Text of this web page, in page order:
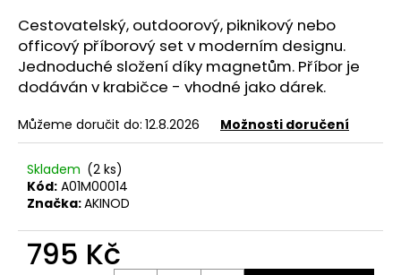
Cestovatelský, outdoorový, piknikový nebo
officový příborový set v moderním designu.
Jednoduché složení díky magnetům. Příbor je
dodáván v krabičce - vhodné jako dárek.
Můžeme doručit do: 12.8.2026 Možnosti doručení
Skladem (2 ks)
Kód: A01M00014
Značka:AKINOD
795 Kč
D
o
p
o
u
č
u
e
m
e